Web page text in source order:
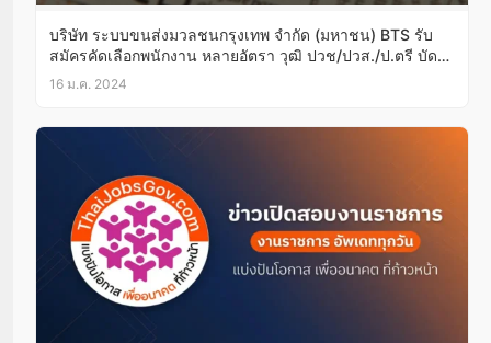
บริษัท ระบบขนส่งมวลชนกรุงเทพ จำกัด (มหาชน) BTS รับ
สมัครคัดเลือกพนักงาน หลายอัตรา วุฒิ ปวช/ปวส./ป.ตรี บัดนี้
เป็นต้นไป
16 ม.ค. 2024